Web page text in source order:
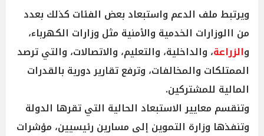
ويرتبط ملف الدعم واستبعاد بعض الفئات كذلك بعدد
من االوزارات الخدمية والأمنية مثل وزارات الكهرباء،
والزراعة، والداخلية، والتعليم، والاتصالات، والتي ترصد
الممتلكات والمخالفات، وترفع تقارير دورية بالقدرات
المالية للمشتركين.
وتنقسم معايير الاستبعاد الحالية التي تقرها الدولة
وتنفذها وزارة التموين إلى مسارين رئيسيين، مؤشرات